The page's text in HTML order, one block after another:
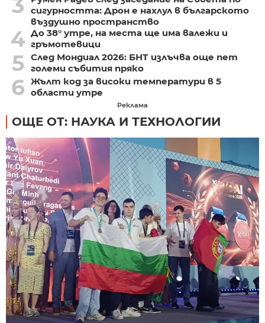
сигурността: Дрон е нахлул в българското
въздушно пространство
4 До 38° утре, на места ще има валежи и
гръмотевици
5 След Мондиал 2026: БНТ излъчва още пет
големи събития пряко
6 Жълт код за високи температури в 5
области утре
Реклама
ОЩЕ ОТ: НАУКА И ТЕХНОЛОГИИ